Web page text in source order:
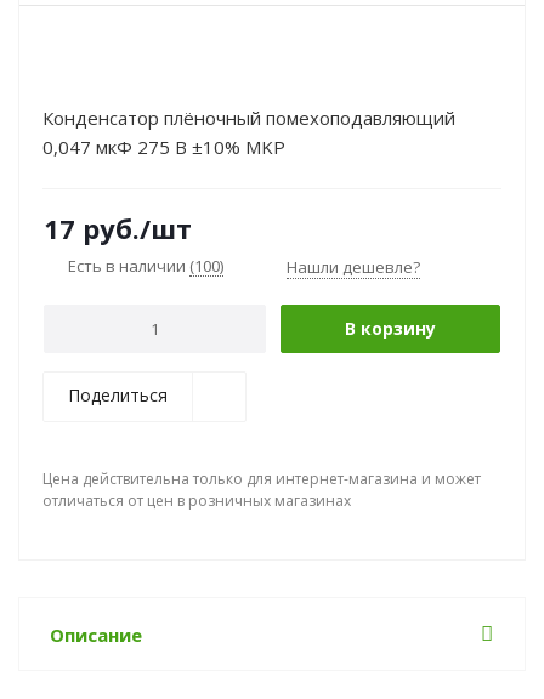
Конденсатор плёночный помехоподавляющий
0,047 мкФ 275 В ±10% MKP
17 руб./шт
Есть в наличии (100) Нашли дешевле?
В корзину
Поделиться
Цена действительна только для интернет-магазина и может
отличаться от цен в розничных магазинах
Описание